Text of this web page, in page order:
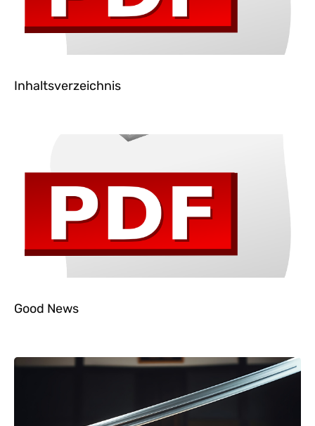
Inhaltsverzeichnis
Good News